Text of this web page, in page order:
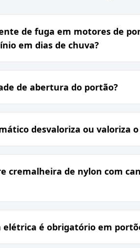
de fuga em motores de
em dias de chuva?
de abertura do portão?
desvaloriza ou valoriza
cremalheira de nylon com
elétrica é obrigatório em